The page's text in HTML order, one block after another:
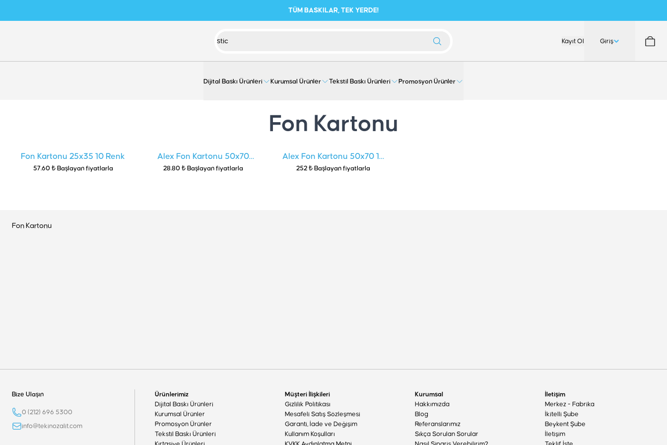
TÜM BASKILAR, TEK YERDE!
Kayıt Ol Giriş
Dijital Baskı Ürünleri Kurumsal Ürünler Tekstil Baskı Ürünleri Promosyon Ürünler
Fon Kartonu
Fon Kartonu 25x35 10 Renk
57.60 ₺ Başlayan fiyatlarla
Alex Fon Kartonu 50x70
Tek Renk
28.80 ₺ Başlayan fiyatlarla
Alex Fon Kartonu 50x70 10
Renk
252 ₺ Başlayan fiyatlarla
Fon Kartonu
Bize Ulaşın
0 (212) 696 5300
info@tekinozalit.com
Ürünlerimiz
Dijital Baskı Ürünleri
Kurumsal Ürünler
Promosyon Ürünler
Tekstil Baskı Ürünleri
Müşteri İlişkileri
Gizlilik Politikası
Mesafeli Satış Sözleşmesi
Garanti, İade ve Değişim
Kullanım Koşulları
Kurumsal
Hakkımızda
Blog
Referanslarımız
Sıkça Sorulan Sorular
İletişim
Merkez - Fabrika
İkitelli Şube
Beykent Şube
İletişim